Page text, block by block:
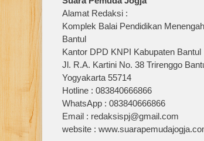
Alamat Redaksi :
Komplek Balai Pendidikan
Bantul
Kantor DPD KNPI Kabupaten Bantul
Jl. R.A. Kartini No. 38 Trirenggo
Yogyakarta 55714
Hotline : 083840666866
WhatsApp : 083840666866
Email : redaksispj@gmail.com
website :